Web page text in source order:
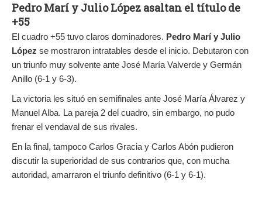
Pedro Marí y Julio López asaltan el título de
+55
El cuadro +55 tuvo claros dominadores. Pedro Marí y Julio
López se mostraron intratables desde el inicio. Debutaron con
un triunfo muy solvente ante José María Valverde y Germán
Anillo (6-1 y 6-3).
La victoria les situó en semifinales ante José María Álvarez y
Manuel Alba. La pareja 2 del cuadro, sin embargo, no pudo
frenar el vendaval de sus rivales.
En la final, tampoco Carlos Gracia y Carlos Abón pudieron
discutir la superioridad de sus contrarios que, con mucha
autoridad, amarraron el triunfo definitivo (6-1 y 6-1).